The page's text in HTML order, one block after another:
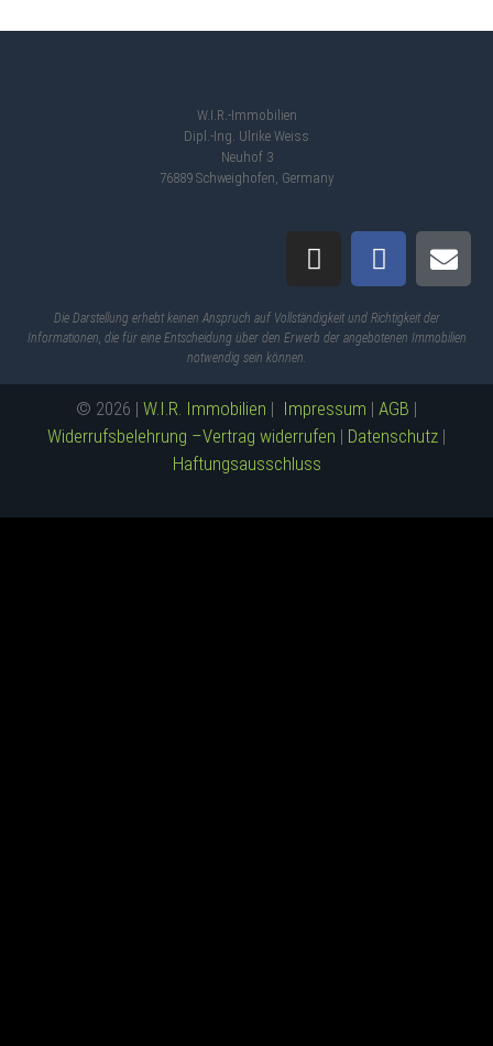
W.I.R.-Immobilien
Dipl.-Ing. Ulrike Weiss
Neuhof 3
76889 Schweighofen, Germany
Die Darstellung erhebt keinen Anspruch auf Vollständigkeit und Richtigkeit der
Informationen, die für eine Entscheidung über den Erwerb der angebotenen Immobilien
notwendig sein können.
© 2026 | W.I.R. Immobilien | Impressum | AGB |
Widerrufsbelehrung –Vertrag widerrufen | Datenschutz |
Haftungsausschluss